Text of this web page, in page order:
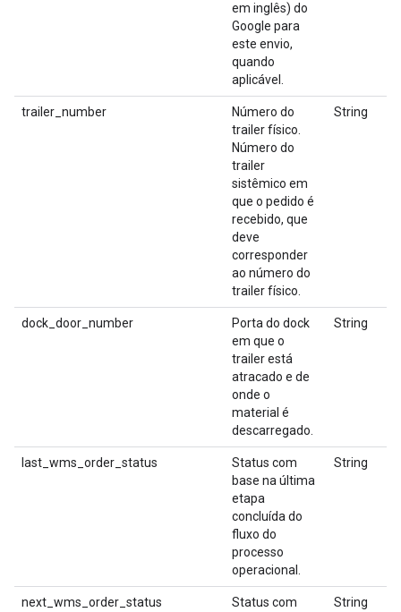
em inglês) do
Google para
este envio,
quando
aplicável.
trailer_number
Número do
trailer físico.
Número do
trailer
sistêmico em
que o pedido é
recebido, que
deve
corresponder
ao número do
trailer físico.
String
dock_door_number
Porta do dock
em que o
trailer está
atracado e de
onde o
material é
descarregado.
String
last_wms_order_status
Status com
base na última
etapa
concluída do
fluxo do
processo
operacional.
String
next_wms_order_status
Status com
String